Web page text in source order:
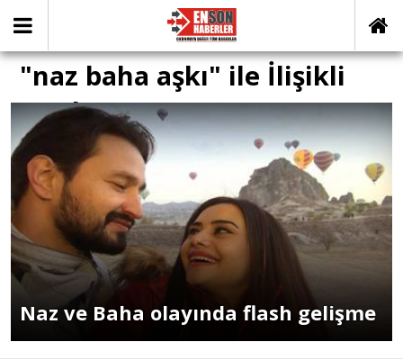
"naz baha aşkı" ile İlişikli
yazılar
Naz ve Baha olayında flash gelişme